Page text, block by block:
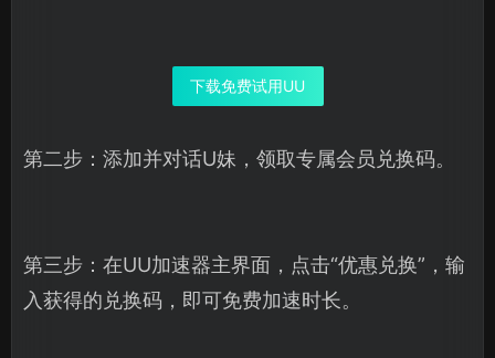
下载免费试用UU
第二步：添加并对话U妹，领取专属会员兑换码。
第三步：在UU加速器主界面，点击“优惠兑换”，输
入获得的兑换码，即可免费加速时长。